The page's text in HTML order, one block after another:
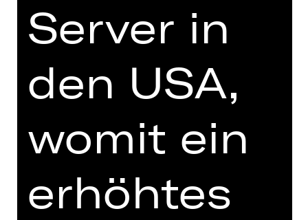
zur Online-Einführung
TEAM
TERMINE UND BESETZUNG
VIDEO/AUDIO
FOTOS
Server in
den USA,
womit ein
erhöhtes